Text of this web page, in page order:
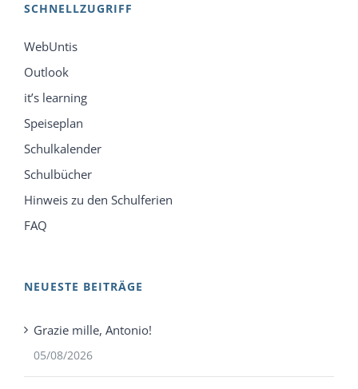
SCHNELLZUGRIFF
WebUntis
Outlook
it’s learning
Speiseplan
Schulkalender
Schulbücher
Hinweis zu den Schulferien
FAQ
NEUESTE BEITRÄGE
Grazie mille, Antonio!
05/08/2026